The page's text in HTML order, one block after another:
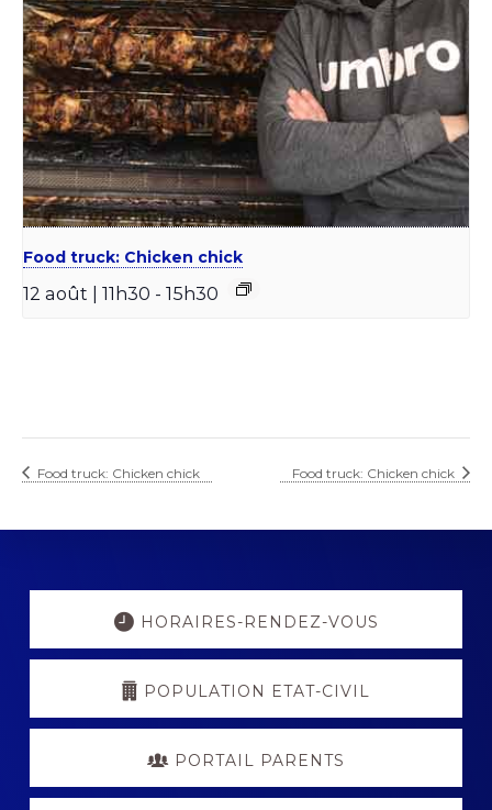
Food truck: Chicken chick
12 août | 11h30 - 15h30
Food truck: Chicken chick Food truck: Chicken chick
Explore
HORAIRES-RENDEZ-VOUS
POPULATION ETAT-CIVIL
PORTAIL PARENTS